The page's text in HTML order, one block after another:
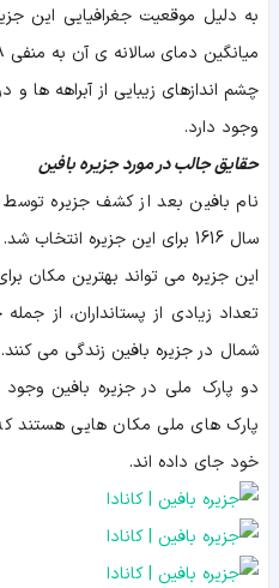
به دلیل موقعیت جغرافیایی این
میانگین دمای سالانه ی آن به منفی 8 درجه می رسد.
چشم اندازهای زیبایی از آبراهه ها
وجود دارد.
حقایق جالب در مورد جزیره بافین
نام بافین بعد از کشف جزیره توسط
سال 1616 برای این جزیره انتخاب شد.
این جزیره می تواند بهترین مکان
تعداد زیادی از پستانداران، از
شمال در جزیره بافین زندگی می کنند.
پارک های ملی مکان هایی هستند
خود جای داده اند.